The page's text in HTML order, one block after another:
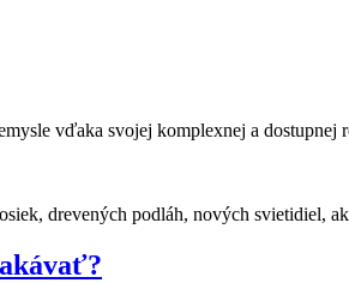
vďaka svojej komplexnej a